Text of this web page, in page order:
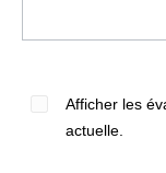
Afficher les
actuelle.